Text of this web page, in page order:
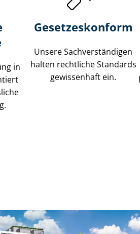
in
Gesetzes­konform
Unsere Sach­ver­stän­di­gen
halten rechtliche Standards
gewissenhaft ein.